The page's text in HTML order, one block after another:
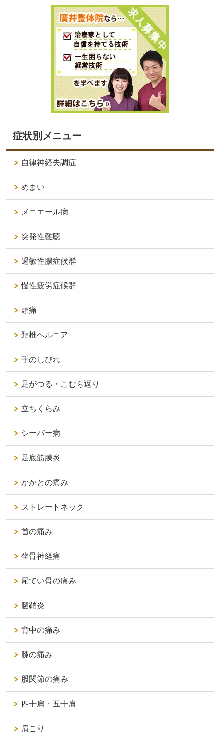
症状別メニュー
自律神経失調症
めまい
メニエール病
突発性難聴
過敏性腸症候群
慢性疲労症候群
頭痛
頚椎ヘルニア
手のしびれ
足がつる・こむら返り
立ちくらみ
シーバー病
足底筋膜炎
かかとの痛み
ストレートネック
首の痛み
坐骨神経痛
尾てい骨の痛み
腱鞘炎
背中の痛み
膝の痛み
股関節の痛み
四十肩・五十肩
肩こり